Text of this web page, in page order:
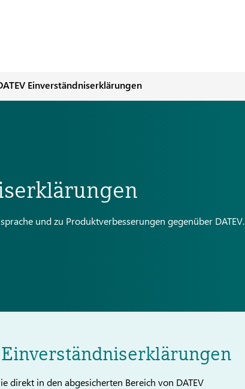
Einverständniserklärungen
und zu Produktverbesserungen gegenüber DATEV.
direkt in den abgesicherten Bereich von DATEV